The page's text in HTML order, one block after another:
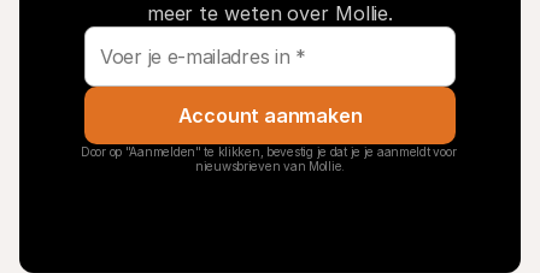
meer te weten over Mollie.
Account aanmaken
Door op "Aanmelden" te klikken, bevestig je dat je je aanmeldt voor
nieuwsbrieven van Mollie.